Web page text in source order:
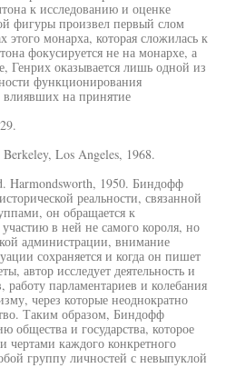
к исследованию и оценке
фигуры произвел первый слом
монарха, которая сложилась к
фокусируется не на монархе, а
Генрих оказывается лишь одной из
функционирования
влиявших на принятие
Los Angeles, 1968.
Harmondsworth, 1950. Биндофф
реальности, связанной
он обращается к
в ней не самого короля, но
администрации, внимание
сохраняется и когда он пишет
автор исследует деятельность и
парламентариев и колебания
через которые неоднократно
Таким образом, Биндофф
общества и государства, которое
чертами каждого конкретного
группу личностей с невыпуклой